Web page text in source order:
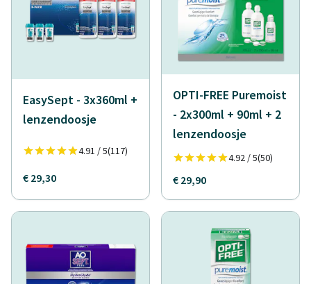
EasySept - 3x360ml +
lenzendoosje
4.91 / 5(117)
€ 29,30
OPTI-FREE Puremoist
- 2x300ml + 90ml + 2
lenzendoosje
4.92 / 5(50)
€ 29,90